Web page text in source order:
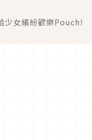
少女繽紛歡樂Pouch!